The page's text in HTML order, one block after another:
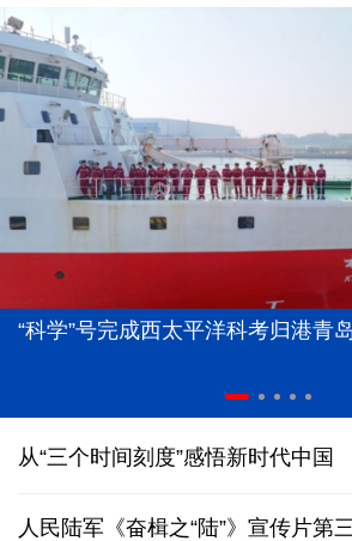
“科学”号完成西太平洋科考归港青岛
从“三个时间刻度”感悟新时代中国
人民陆军《奋楫之“陆”》宣传片第